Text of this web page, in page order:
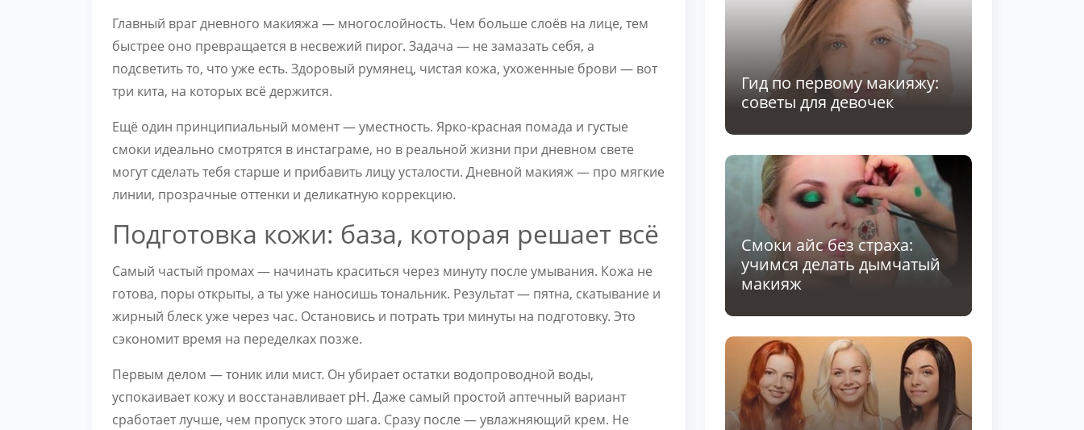
Главный враг дневного макияжа — многослойность. Чем больше слоёв на лице, тем
быстрее оно превращается в несвежий пирог. Задача — не замазать себя, а
подсветить то, что уже есть. Здоровый румянец, чистая кожа, ухоженные брови — вот
три кита, на которых всё держится.
Ещё один принципиальный момент — уместность. Ярко-красная помада и густые
смоки идеально смотрятся в инстаграме, но в реальной жизни при дневном свете
могут сделать тебя старше и прибавить лицу усталости. Дневной макияж — про мягкие
линии, прозрачные оттенки и деликатную коррекцию.
Подготовка кожи: база, которая решает всё
Самый частый промах — начинать краситься через минуту после умывания. Кожа не
готова, поры открыты, а ты уже наносишь тональник. Результат — пятна, скатывание и
жирный блеск уже через час. Остановись и потрать три минуты на подготовку. Это
сэкономит время на переделках позже.
Первым делом — тоник или мист. Он убирает остатки водопроводной воды,
успокаивает кожу и восстанавливает pH. Даже самый простой аптечный вариант
сработает лучше, чем пропуск этого шага. Сразу после — увлажняющий крем. Не
Гид по первому макияжу:
советы для девочек
Смоки айс без страха:
учимся делать дымчатый
макияж